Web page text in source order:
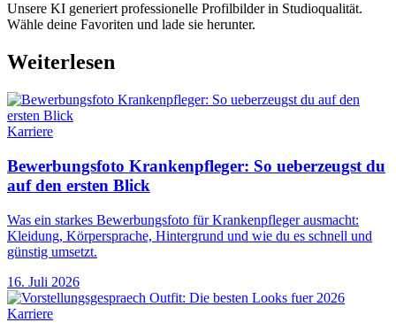
Unsere KI generiert professionelle Profilbilder in Studioqualität.
Wähle deine Favoriten und lade sie herunter.
Weiterlesen
Karriere
Bewerbungsfoto Krankenpfleger: So ueberzeugst du
auf den ersten Blick
Was ein starkes Bewerbungsfoto für Krankenpfleger ausmacht:
Kleidung, Körpersprache, Hintergrund und wie du es schnell und
günstig umsetzt.
16. Juli 2026
Karriere